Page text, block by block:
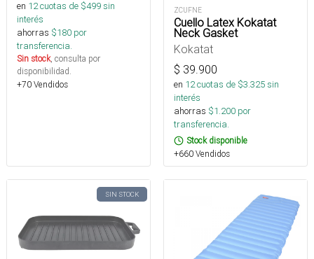
en 12cuotas de $499sin
interés
ahorras $180 por
transferencia.
Sin stock, consulta por
disponibilidad.
+70 Vendidos
ZCUFNE
Cuello Latex Kokatat
Neck Gasket
Kokatat
$ 39.900
en 12cuotas de $3.325sin
interés
ahorras $1.200 por
transferencia.
Stock disponible
+660 Vendidos
SIN STOCK